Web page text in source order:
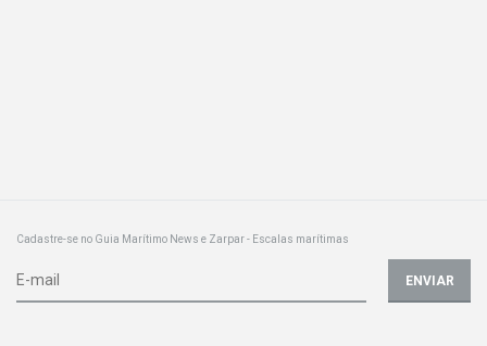
Cadastre-se no Guia Marítimo News e Zarpar - Escalas marítimas
ENVIAR